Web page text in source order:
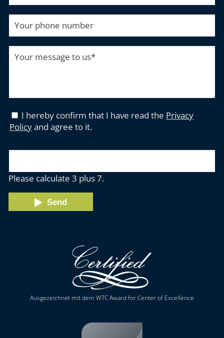
Your phone number
Your message to us*
I hereby confirm that I have read the Privacy
Policyand agree to it.
Please calculate 3 plus 7.
Send
Ausgezeichnet mit dem WTC Award for Center of Excellence